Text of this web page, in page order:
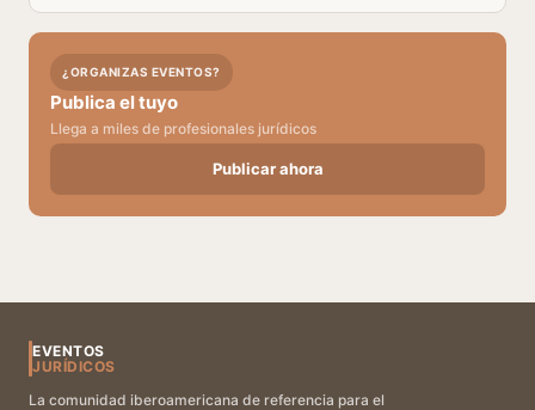
¿ORGANIZAS EVENTOS?
Publica el tuyo
Llega a miles de profesionales jurídicos
Publicar ahora
EVENTOS
JURÍDICOS
La comunidad iberoamericana de referencia para el